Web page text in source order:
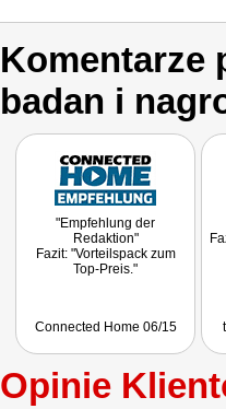
Komentarze
badan i
"Empfehlung der
Redaktion"
Fazit: "Vorteilspack zum
Top-Preis."
Connected Home 06/15
Opinie